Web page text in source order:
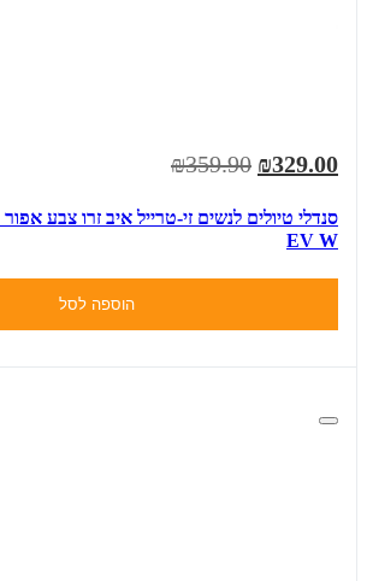
₪329.00
₪359.90
EV W
הוספה לסל